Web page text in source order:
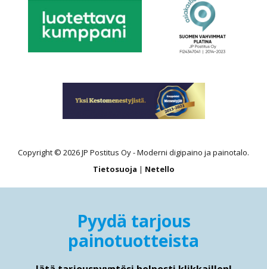
Copyright © 2026 JP Postitus Oy - Moderni digipaino ja painotalo.
Tietosuoja | Netello